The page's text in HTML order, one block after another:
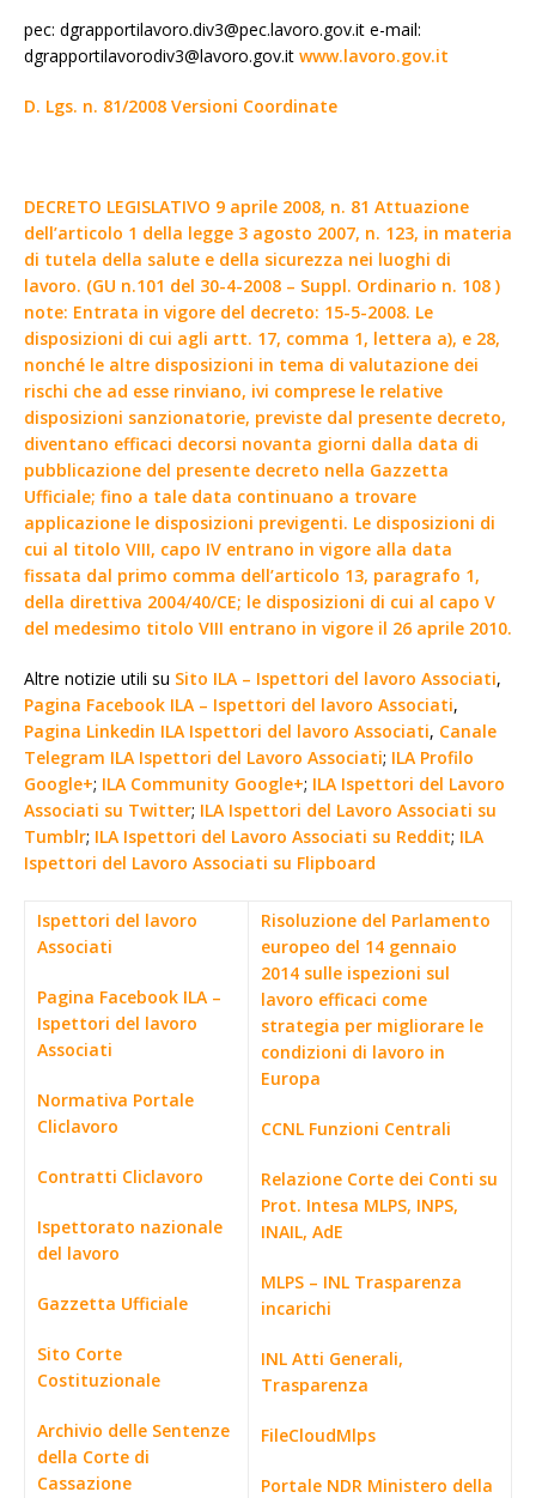
pec: dgrapportilavoro.div3@pec.lavoro.gov.it e-mail:
dgrapportilavorodiv3@lavoro.gov.it www.lavoro.gov.it
D. Lgs. n. 81/2008 Versioni Coordinate
DECRETO LEGISLATIVO 9 aprile 2008, n. 81 Attuazione
dell’articolo 1 della legge 3 agosto 2007, n. 123, in materia
di tutela della salute e della sicurezza nei luoghi di
lavoro. (GU n.101 del 30-4-2008 – Suppl. Ordinario n. 108 )
note: Entrata in vigore del decreto: 15-5-2008. Le
disposizioni di cui agli artt. 17, comma 1, lettera a), e 28,
nonché le altre disposizioni in tema di valutazione dei
rischi che ad esse rinviano, ivi comprese le relative
disposizioni sanzionatorie, previste dal presente decreto,
diventano efficaci decorsi novanta giorni dalla data di
pubblicazione del presente decreto nella Gazzetta
Ufficiale; fino a tale data continuano a trovare
applicazione le disposizioni previgenti. Le disposizioni di
cui al titolo VIII, capo IV entrano in vigore alla data
fissata dal primo comma dell’articolo 13, paragrafo 1,
della direttiva 2004/40/CE; le disposizioni di cui al capo V
del medesimo titolo VIII entrano in vigore il 26 aprile 2010.
Altre notizie utili su Sito ILA – Ispettori del lavoro Associati,
Pagina Facebook ILA – Ispettori del lavoro Associati,
Pagina Linkedin ILA Ispettori del lavoro Associati, Canale
Telegram ILA Ispettori del Lavoro Associati; ILA Profilo
Google+; ILA Community Google+; ILA Ispettori del Lavoro
Associati su Twitter; ILA Ispettori del Lavoro Associati su
Tumblr; ILA Ispettori del Lavoro Associati su Reddit; ILA
Ispettori del Lavoro Associati su Flipboard
Ispettori del lavoro
Associati
Pagina Facebook ILA –
Ispettori del lavoro
Associati
Normativa Portale
Cliclavoro
Contratti Cliclavoro
Ispettorato nazionale
del lavoro
Gazzetta Ufficiale
Sito Corte
Costituzionale
Archivio delle Sentenze
della Corte di
Cassazione
Risoluzione del Parlamento
europeo del 14 gennaio
2014 sulle ispezioni sul
lavoro efficaci come
strategia per migliorare le
condizioni di lavoro in
Europa
CCNL Funzioni Centrali
Relazione Corte dei Conti su
Prot. Intesa MLPS, INPS,
INAIL, AdE
MLPS – INL Trasparenza
incarichi
INL Atti Generali,
Trasparenza
FileCloudMlps
Portale NDR Ministero della